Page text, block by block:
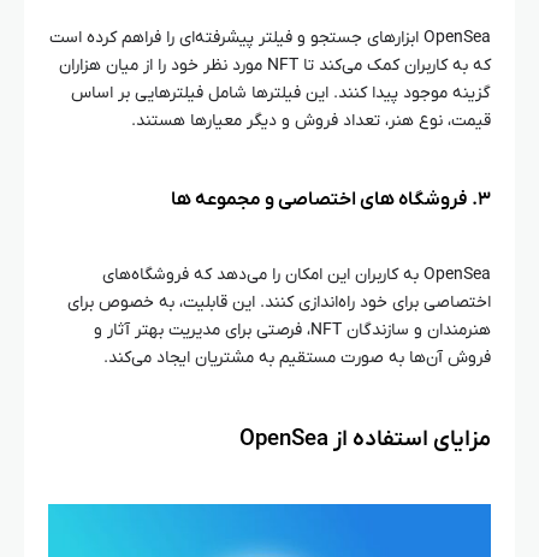
OpenSea ابزارهای جستجو و فیلتر پیشرفته‌ای را فراهم کرده است
که به کاربران کمک می‌کند تا NFT مورد نظر خود را از میان هزاران
گزینه موجود پیدا کنند. این فیلترها شامل فیلترهایی بر اساس
قیمت، نوع هنر، تعداد فروش و دیگر معیارها هستند.
۳. فروشگاه‌ های اختصاصی و مجموعه‌ ها
OpenSea به کاربران این امکان را می‌دهد که فروشگاه‌های
اختصاصی برای خود راه‌اندازی کنند. این قابلیت، به خصوص برای
هنرمندان و سازندگان NFT، فرصتی برای مدیریت بهتر آثار و
فروش آن‌ها به صورت مستقیم به مشتریان ایجاد می‌کند.
مزایای استفاده از OpenSea